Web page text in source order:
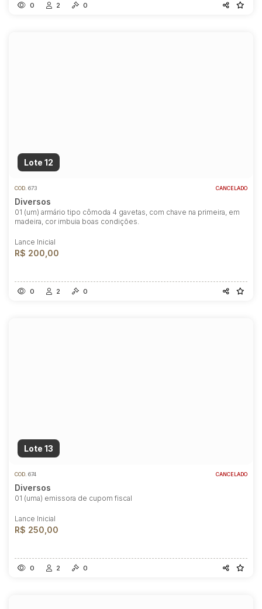
Habilite-se para efetuar lances ou
0 2 0
Lote 12
COD. 673 CANCELADO
Diversos
01 (um) armário tipo cômoda 4 gavetas, com chave na primeira, em
madeira, cor imbuia boas condições.
Lance Inicial
R$ 200,00
0 2 0
Lote 13
COD. 674 CANCELADO
Diversos
01 (uma) emissora de cupom fiscal
Lance Inicial
R$ 250,00
0 2 0